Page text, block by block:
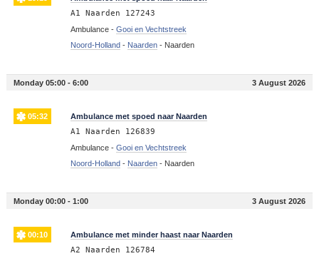
A1 Naarden 127243
Ambulance - Gooi en Vechtstreek
Noord-Holland- Naarden- Naarden
Monday 05:00 - 6:00 3 August 2026
05:32 Ambulance met spoed naar Naarden
A1 Naarden 126839
Ambulance - Gooi en Vechtstreek
Noord-Holland- Naarden- Naarden
Monday 00:00 - 1:00 3 August 2026
00:10 Ambulance met minder haast naar Naarden
A2 Naarden 126784